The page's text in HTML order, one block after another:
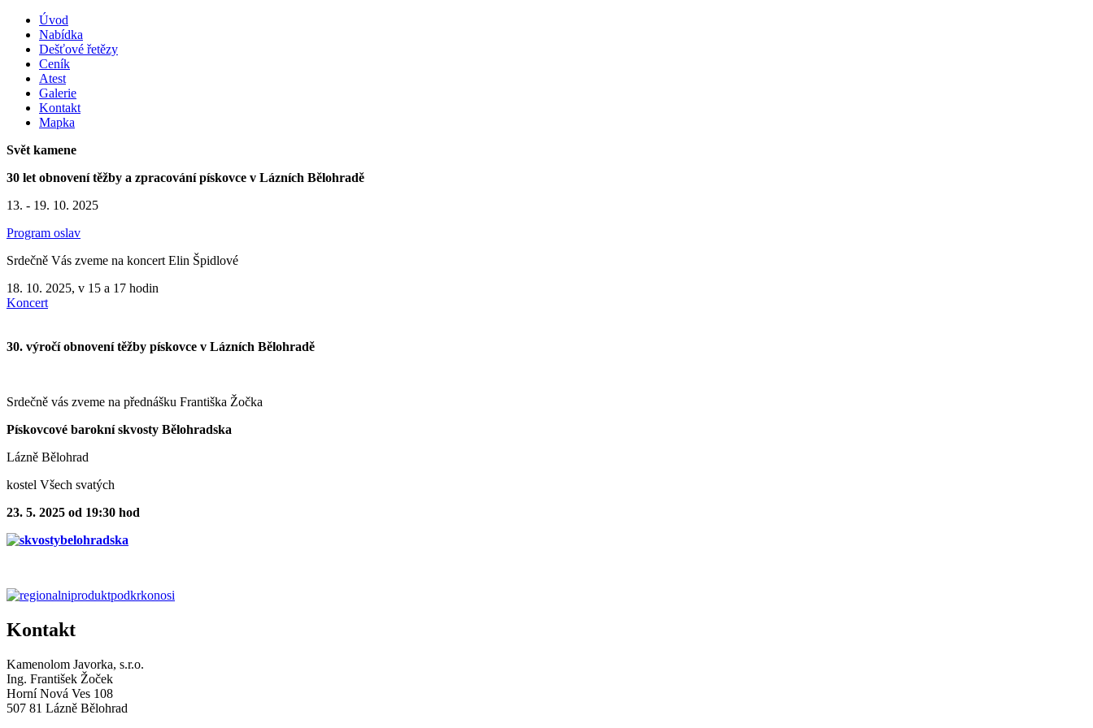
Úvod
Nabídka
Dešťové řetězy
Ceník
Atest
Galerie
Kontakt
Mapka
Svět kamene
30 let obnovení těžby a zpracování pískovce v Lázních Bělohradě
13. - 19. 10. 2025
Program oslav
Srdečně Vás zveme na koncert Elin Špidlové
18. 10. 2025, v 15 a 17 hodin
Koncert
30. výročí obnovení těžby pískovce v Lázních Bělohradě
Srdečně vás zveme na přednášku Františka Žočka
Pískovcové barokní skvosty Bělohradska
Lázně Bělohrad
kostel Všech svatých
23. 5. 2025 od 19:30 hod
Kontakt
Kamenolom Javorka, s.r.o.
Ing. František Žoček
Horní Nová Ves 108
507 81 Lázně Bělohrad